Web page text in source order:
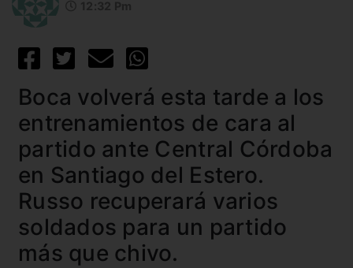
Boca volverá esta tarde a los
entrenamientos de cara al
partido ante Central Córdoba
en Santiago del Estero.
Russo recuperará varios
soldados para un partido
más que chivo.